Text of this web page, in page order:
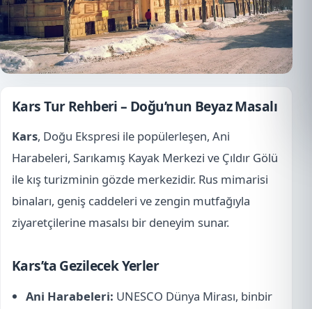
Kars Tur Rehberi – Doğu’nun Beyaz Masalı
Kars, Doğu Ekspresi ile popülerleşen, Ani
Harabeleri, Sarıkamış Kayak Merkezi ve Çıldır Gölü
ile kış turizminin gözde merkezidir. Rus mimarisi
binaları, geniş caddeleri ve zengin mutfağıyla
ziyaretçilerine masalsı bir deneyim sunar.
Kars’ta Gezilecek Yerler
Ani Harabeleri: UNESCO Dünya Mirası, binbir